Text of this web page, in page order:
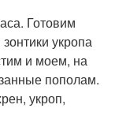
Готовим
укропа
и моем, на
пополам.
укроп,